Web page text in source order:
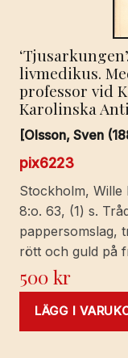
livmedikus.
professor vid
Karolinska
[Olsson, Sven
pix6223
Stockholm, Wille
8:o. 63, (1) s.
pappersomslag,
rött och guld på
500kr
LÄGG I